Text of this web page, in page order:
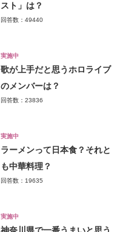
スト」は？
回答数：49440
実施中
歌が上手だと思うホロライブ
のメンバーは？
回答数：23836
実施中
ラーメンって日本食？それと
も中華料理？
回答数：19635
実施中